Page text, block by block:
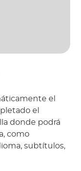
el
el
donde podrá
como
subtítulos,